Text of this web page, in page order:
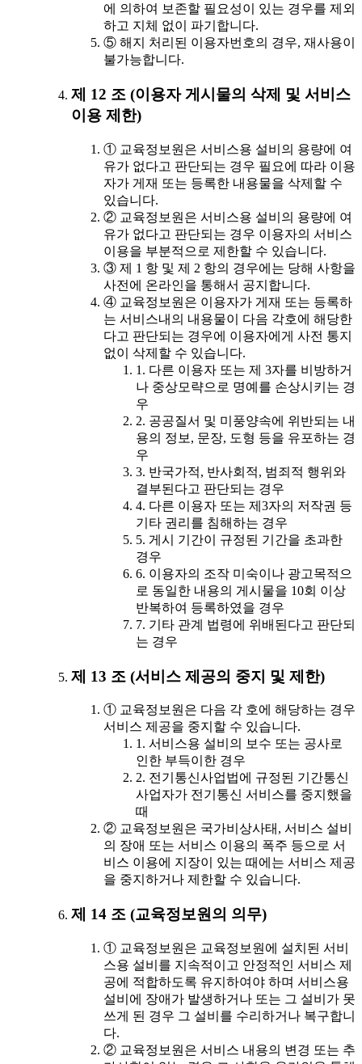
에 의하여 보존할 필요성이 있는 경우를 제외
하고 지체 없이 파기합니다.
⑤ 해지 처리된 이용자번호의 경우, 재사용이
불가능합니다.
제 12 조 (이용자 게시물의 삭제 및 서비스
이용 제한)
① 교육정보원은 서비스용 설비의 용량에 여
유가 없다고 판단되는 경우 필요에 따라 이용
자가 게재 또는 등록한 내용물을 삭제할 수
있습니다.
② 교육정보원은 서비스용 설비의 용량에 여
유가 없다고 판단되는 경우 이용자의 서비스
이용을 부분적으로 제한할 수 있습니다.
③ 제 1 항 및 제 2 항의 경우에는 당해 사항을
사전에 온라인을 통해서 공지합니다.
④ 교육정보원은 이용자가 게재 또는 등록하
는 서비스내의 내용물이 다음 각호에 해당한
다고 판단되는 경우에 이용자에게 사전 통지
없이 삭제할 수 있습니다.
1. 다른 이용자 또는 제 3자를 비방하거
나 중상모략으로 명예를 손상시키는 경
우
2. 공공질서 및 미풍양속에 위반되는 내
용의 정보, 문장, 도형 등을 유포하는 경
우
3. 반국가적, 반사회적, 범죄적 행위와
결부된다고 판단되는 경우
4. 다른 이용자 또는 제3자의 저작권 등
기타 권리를 침해하는 경우
5. 게시 기간이 규정된 기간을 초과한
경우
6. 이용자의 조작 미숙이나 광고목적으
로 동일한 내용의 게시물을 10회 이상
반복하여 등록하였을 경우
7. 기타 관계 법령에 위배된다고 판단되
는 경우
제 13 조 (서비스 제공의 중지 및 제한)
① 교육정보원은 다음 각 호에 해당하는 경우
서비스 제공을 중지할 수 있습니다.
1. 서비스용 설비의 보수 또는 공사로
인한 부득이한 경우
2. 전기통신사업법에 규정된 기간통신
사업자가 전기통신 서비스를 중지했을
때
② 교육정보원은 국가비상사태, 서비스 설비
의 장애 또는 서비스 이용의 폭주 등으로 서
비스 이용에 지장이 있는 때에는 서비스 제공
을 중지하거나 제한할 수 있습니다.
제 14 조 (교육정보원의 의무)
① 교육정보원은 교육정보원에 설치된 서비
스용 설비를 지속적이고 안정적인 서비스 제
공에 적합하도록 유지하여야 하며 서비스용
설비에 장애가 발생하거나 또는 그 설비가 못
쓰게 된 경우 그 설비를 수리하거나 복구합니
다.
② 교육정보원은 서비스 내용의 변경 또는 추